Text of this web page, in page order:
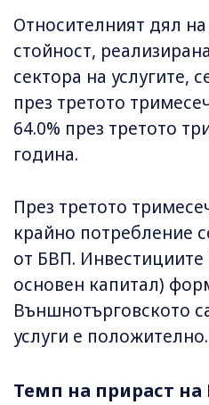
Относителният дял
стойност,
сектора на услугите,
през третото
64.0% през третото
година.
През третото
крайно потребление
от БВП. Инвестициите
основен капитал)
Външнотърговското
услуги е положително.
Темп на прираст